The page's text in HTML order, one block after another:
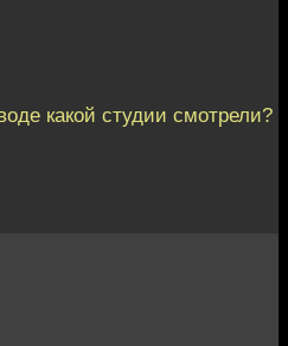
какой студии смотрели?